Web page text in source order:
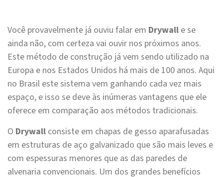
Você provavelmente já ouviu falar em Drywall e se
ainda não, com certeza vai ouvir nos próximos anos.
Este método de construção já vem sendo utilizado na
Europa e nos Estados Unidos há mais de 100 anos. Aqui
no Brasil este sistema vem ganhando cada vez mais
espaço, e isso se deve às inúmeras vantagens que ele
oferece em comparação aos métodos tradicionais.
O Drywall consiste em chapas de gesso aparafusadas
em estruturas de aço galvanizado que são mais leves e
com espessuras menores que as das paredes de
alvenaria convencionais. Um dos grandes benefícios